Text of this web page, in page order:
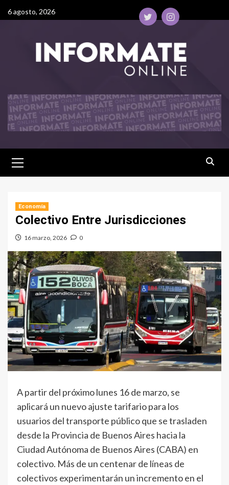
6 agosto, 2026
Economía
Colectivo Entre Jurisdicciones
16 marzo, 2026 0
A partir del próximo lunes 16 de marzo, se
aplicará un nuevo ajuste tarifario para los
usuarios del transporte público que se trasladen
desde la Provincia de Buenos Aires hacia la
Ciudad Autónoma de Buenos Aires (CABA) en
colectivo. Más de un centenar de líneas de
colectivos experimentarán un incremento en el